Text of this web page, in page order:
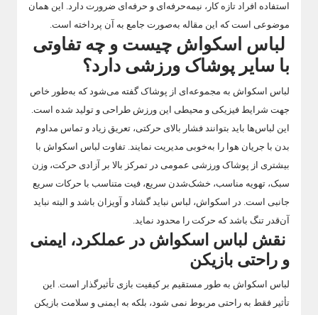
استفاده افراد تازه کار، نیمه‌حرفه‌ای و حرفه‌ای ضرورت دارد. این همان
موضوعی است که این مقاله به‌صورت جامع به آن پرداخته است.
لباس اسکواش چیست و چه تفاوتی
با سایر پوشاک ورزشی دارد؟
لباس اسکواش به مجموعه‌ای از پوشاک گفته می‌شود که به‌طور خاص
جهت شرایط فیزیکی و محیطی این ورزش طراحی و تولید شده است.
این لباس‌ها باید بتوانند فشار بالای حرکتی، تعریق زیاد و تماس مداوم
بدن با جریان هوا را به‌خوبی مدیریت نمایند. تفاوت لباس اسکواش با
بیشتری از پوشاک ورزشی عمومی در تمرکز بالا بر آزادی حرکت، وزن
سبک، تهویه مناسب، خشک‌شدن سریع، فیت متناسب با حرکات سریع
جانبی است. در اسکواش، لباس نباید گشاد و آویزان باشد و البته نباید
آن‌قدر تنگ باشد که حرکت را محدود نماید.
نقش لباس اسکواش در عملکرد، ایمنی
و راحتی بازیکن
لباس اسکواش به طور مستقیم بر کیفیت بازی تأثیرگذار است. این
تأثیر فقط به راحتی مربوط نمی شود، بلکه به ایمنی و سلامت بازیکن